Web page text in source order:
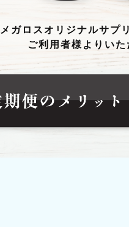
メガロスオリジナルサプ
ご利用者様よりい